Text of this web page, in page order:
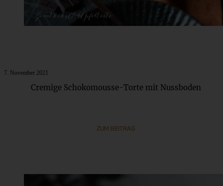
7. November 2021
ZUM BEITRAG
Cremige Schokomousse-Torte mit Nussboden